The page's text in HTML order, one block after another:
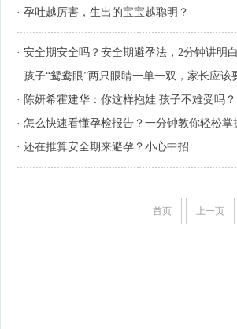
· 孕吐越厉害，生出的宝宝越聪明？
· 安全期安全吗？安全期避孕法，2分钟讲明白
· 孩子“鸳鸯眼”两只眼睛一单一双，家长应该
· 陈妍希霍建华：你这样抱娃 孩子不难受吗？
· 怎么快速看懂孕检报告？一分钟教你轻松掌
· 还在推算安全期来避孕？小心中招
首页 上一页